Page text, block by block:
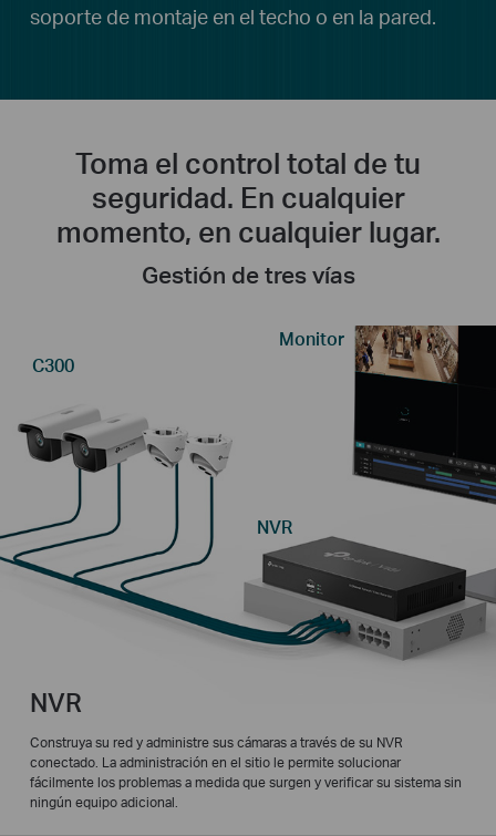
soporte de montaje en el techo o en la pared.
Toma el control total de tu
seguridad. En cualquier
momento, en cualquier lugar.
Gestión de tres vías
NVR
Construya su red y administre sus cámaras a través de su NVR
conectado. La administración en el sitio le permite solucionar
fácilmente los problemas a medida que surgen y verificar su sistema sin
ningún equipo adicional.
Monitor
C300
NVR